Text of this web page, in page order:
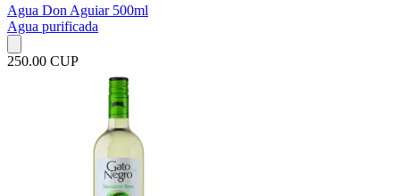
Agua Don Aguiar 500ml
Agua purificada
250.00 CUP